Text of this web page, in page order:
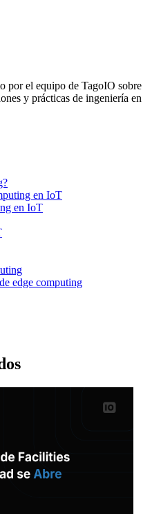
por el equipo de TagoIO sobre
y prácticas de ingeniería en
en IoT
en IoT
edge computing